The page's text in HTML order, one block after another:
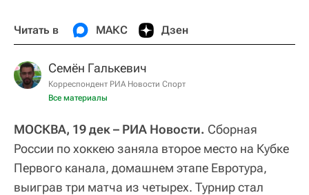
Читать в МАКС Дзен
Семён Галькевич
Корреспондент РИА Новости Спорт
Все материалы
МОСКВА, 19 дек – РИА Новости. Сборная
России по хоккею заняла второе место на Кубке
Первого канала, домашнем этапе Евротура,
выиграв три матча из четырех. Турнир стал